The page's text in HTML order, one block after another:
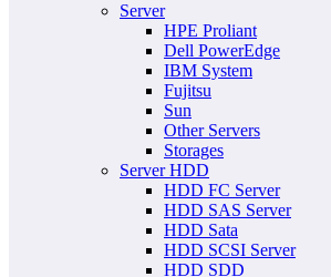
Server
HPE Proliant
Dell PowerEdge
IBM System
Fujitsu
Sun
Other Servers
Storages
Server HDD
HDD FC Server
HDD SAS Server
HDD Sata
HDD SCSI Server
HDD SDD